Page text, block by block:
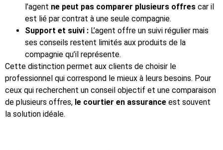
l’agent ne peut pas comparer plusieurs offres car il
est lié par contrat à une seule compagnie.
Support et suivi : L’agent offre un suivi régulier mais
ses conseils restent limités aux produits de la
compagnie qu’il représente.
Cette distinction permet aux clients de choisir le
professionnel qui correspond le mieux à leurs besoins. Pour
ceux qui recherchent un conseil objectif et une comparaison
de plusieurs offres, le courtier en assurance est souvent
la solution idéale.